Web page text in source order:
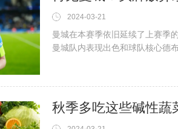
2024-03-21
曼城在本赛季依旧延续了上赛季
曼城队内表现出色和球队核心德